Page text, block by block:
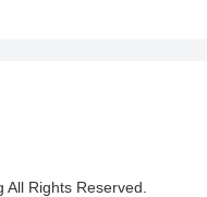
Rights Reserved.